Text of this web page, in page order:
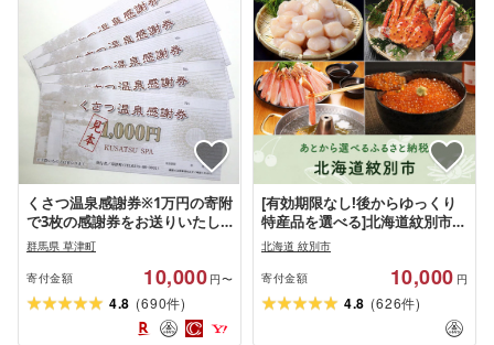
くさつ温泉感謝券※1万円の寄附
で3枚の感謝券をお送りいたし
ます。※感謝券は1000円券とな
ります。※ワンストップ特例制
度を希望する方は必ず備考欄に
性別、生年月日の入力をお願い
します。
群馬県 草津町
寄付金額 10,000 円〜
4.8 (690件)
[有効期限なし!後からゆっくり
特産品を選べる]北海道紋別市カ
タログポイント
北海道 紋別市
寄付金額 10,000 円
4.8 (626件)